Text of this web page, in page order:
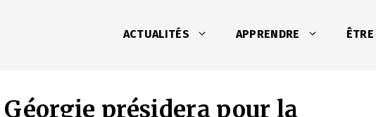
ACTUALITÉS APPRENDRE
présidera pour la